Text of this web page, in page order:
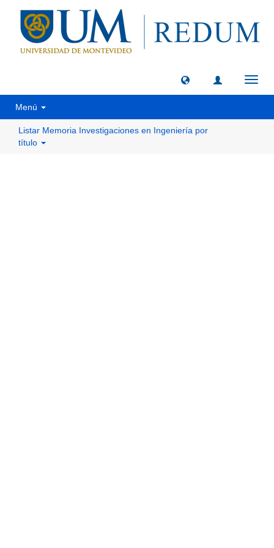
Menú
Listar Memoria Investigaciones en Ingeniería por
título